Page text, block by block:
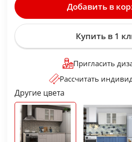
Добавить в
Купить в 1
Пригласить
Рассчитать
Другие цвета